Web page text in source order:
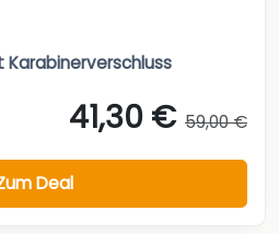
41,30 € 59,00 €
Deal